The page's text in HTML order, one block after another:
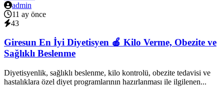
admin
11 ay önce
43
Giresun En İyi Diyetisyen 🍎 Kilo Verme, Obezite ve
Sağlıklı Beslenme
Diyetisyenlik, sağlıklı beslenme, kilo kontrolü, obezite tedavisi ve
hastalıklara özel diyet programlarının hazırlanması ile ilgilenen...